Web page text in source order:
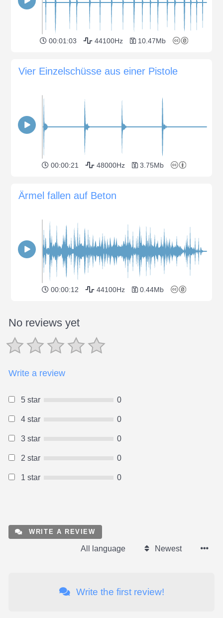
00:01:03 44100Hz 10.47Mb
Vier Einzelschüsse aus einer Pistole
00:00:21 48000Hz 3.75Mb
Ärmel fallen auf Beton
00:00:12 44100Hz 0.44Mb
No reviews yet
Write a review
5 star 0
4 star 0
3 star 0
2 star 0
1 star 0
WRITE A REVIEW
All language Newest
Write the first review!